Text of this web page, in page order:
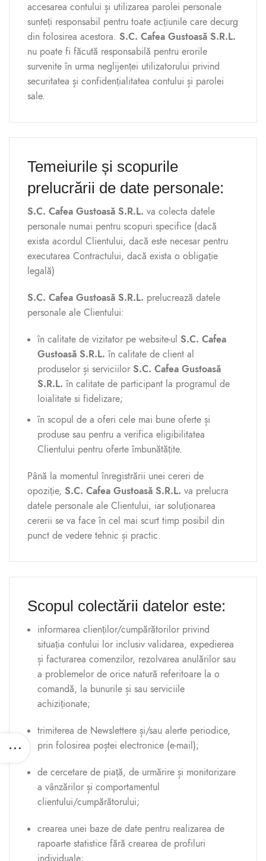
accesarea contului și utilizarea parolei personale
sunteți responsabil pentru toate acțiunile care decurg
din folosirea acestora. S.C. Cafea Gustoasă S.R.L.
nu poate fi făcută responsabilă pentru erorile
survenite în urma neglijenței utilizatorului privind
securitatea și confidențialitatea contului și parolei
sale.
Temeiurile și scopurile
prelucrării de date personale:
S.C. Cafea Gustoasă S.R.L. va colecta datele
personale numai pentru scopuri specifice (dacă
exista acordul Clientului, dacă este necesar pentru
executarea Contractului, dacă exista o obligație
legală)
S.C. Cafea Gustoasă S.R.L. prelucrează datele
personale ale Clientului:
în calitate de vizitator pe website-ul S.C. Cafea
Gustoasă S.R.L. în calitate de client al
produselor și serviciilorS.C. Cafea Gustoasă
S.R.L. în calitate de participant la programul de
loialitate si fidelizare;
în scopul de a oferi cele mai bune oferte și
produse sau pentru a verifica eligibilitatea
Clientului pentru oferte îmbunătățite.
Până la momentul înregistrării unei cereri de
opoziție, S.C. Cafea Gustoasă S.R.L. va prelucra
datele personale ale Clientului, iar soluționarea
cererii se va face în cel mai scurt timp posibil din
punct de vedere tehnic și practic.
Scopul colectării datelor este:
informarea clienților/cumpărătorilor privind
situația contului lor inclusiv validarea, expedierea
și facturarea comenzilor, rezolvarea anulărilor sau
a problemelor de orice natură referitoare la o
comandă, la bunurile și sau serviciile
achiziționate;
trimiterea de Newslettere și/sau alerte periodice,
prin folosirea poștei electronice (e-mail);
de cercetare de piață, de urmărire și monitorizare
a vânzărilor și comportamentul
clientului/cumpărătorului;
crearea unei baze de date pentru realizarea de
rapoarte statistice fără crearea de profiluri